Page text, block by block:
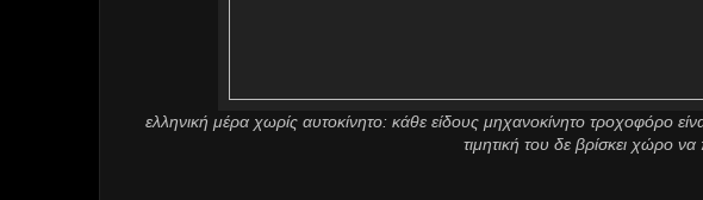
ελληνική μέρα χωρίς αυτοκίνητο: κάθε είδους μηχανοκίνητο τροχοφόρο
τιμητική του δε βρίσκει χώρο να